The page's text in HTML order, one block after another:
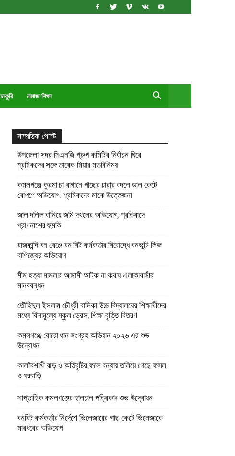
চাকুরি নামাজ শিক্ষা
সাম্প্রতিক পোস্ট
উপজেলা সদর সিএনজি গ্রুপ কমিটির নির্বাচন ঘিরে
শ্রমিকদের সঙ্গে তারেক মিয়ার মতবিনিময়
কমলগঞ্জে কুরমা চা বাগানে গাছের চারার বদলে ডাল কেটে
রোপণে অভিযোগ: শ্রমিকদের মাঝে উত্তেজনা
জাল দলিল বানিয়ে জমি দখলের অভিযোগ, প্রতিবাদে
প্রাণনাশের হুমকি
রাজকান্দি বন রেঞ্জে বন বিট কর্মকর্তার বিরোদ্ধে বনভূমি লিজ
বাণিজ্যের অভিযোগ
মীম হত্যা মামলার আসামী আটক না করায় এলাকাবাসীর
মানববন্ধন
তৌহিদুল ইসলাম চৌধুরী বালিকা উচ্চ বিদ্যালয়ের শিক্ষার্থীদের
মধ্যে বিনামূল্যে স্কুল ড্রেস, শিক্ষা বৃত্তি বিতরণ
কমলগঞ্জে বোরো ধান সংগ্রহ অভিযান ২০২৬ এর শুভ
উদ্বোধন
কালবৈশাখী ঝড় ও অতিবৃষ্টির ফলে বন্যায় তলিয়ে গেছে ফসল
ও ঘরবাড়ি
সাপ্তাহিক কমলগঞ্জের হালচাল পত্রিকার শুভ উদ্বোধন
বনবিট কর্মকর্তার নির্দেশে ভিলেজারের গাছ কেটে ভিলেজাকে
মারধরের অভিযোগ